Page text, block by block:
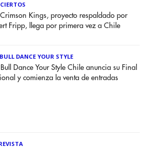
Kings, proyecto respaldado por
Fripp, llega por primera vez a Chile
DANCE YOUR STYLE
Bull Dance Your Style Chile anuncia su Final
y comienza la venta de entradas